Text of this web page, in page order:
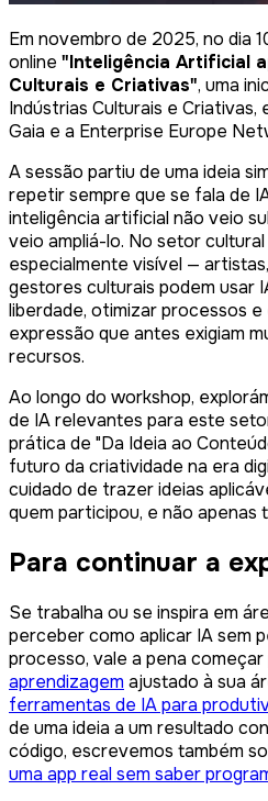
Em novembro de 2025, no dia
online "Inteligência Artificial
Culturais e Criativas", uma
Indústrias Culturais e Criativas,
Gaia e a Enterprise Europe
A sessão partiu de uma ideia
repetir sempre que se fala de
inteligência artificial não veio
veio ampliá-lo. No setor
especialmente visível —
gestores culturais podem usar
liberdade, otimizar processos
expressão que antes exigiam
recursos.
Ao longo do workshop,
de IA relevantes para este
prática de "Da Ideia ao
futuro da criatividade na era
cuidado de trazer ideias
quem participou, e não apenas
Para continuar a
Se trabalha ou se inspira em
perceber como aplicar IA sem
processo, vale a pena começar
aprendizagem ajustado à sua
ferramentas de IA para
de uma ideia a um resultado
código, escrevemos também
uma app real sem saber